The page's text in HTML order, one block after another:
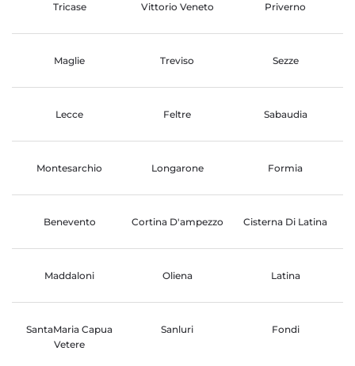
Tricase Vittorio Veneto Priverno
Maglie Treviso Sezze
Lecce Feltre Sabaudia
Montesarchio Longarone Formia
Benevento Cortina D'ampezzo Cisterna Di Latina
Maddaloni Oliena Latina
SantaMaria Capua
Vetere
Sanluri Fondi